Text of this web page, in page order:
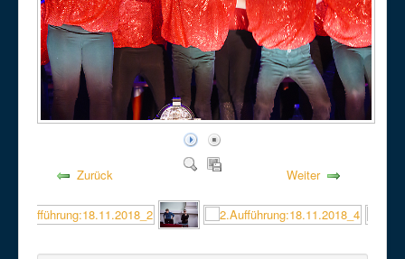
Zurück Weiter